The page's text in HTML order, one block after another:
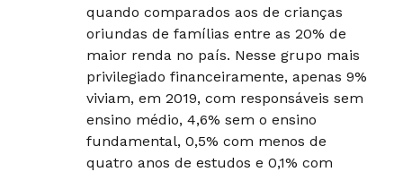
quando comparados aos de crianças
oriundas de famílias entre as 20% de
maior renda no país. Nesse grupo mais
privilegiado financeiramente, apenas 9%
viviam, em 2019, com responsáveis sem
ensino médio, 4,6% sem o ensino
fundamental, 0,5% com menos de
quatro anos de estudos e 0,1% com